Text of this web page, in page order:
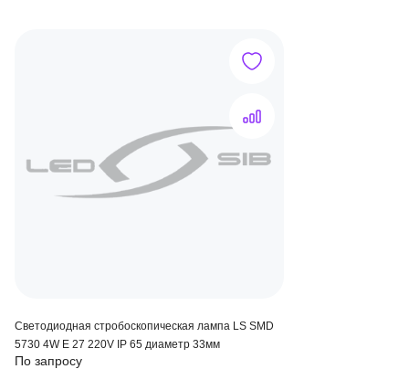
Светодиодная стробоскопическая лампа LS SMD
5730 4W Е 27 220V IP 65 диаметр 33мм
По запросу